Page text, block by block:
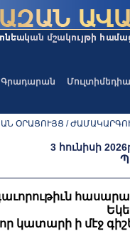
Գրադարան Մուլտիմեդիա
ՕՐԱՑՈՒՅՑ /
3 հունիսի
որ կատարի ի մէջ